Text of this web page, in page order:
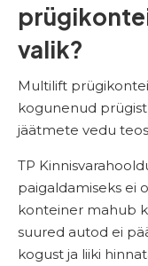
valik?
Multilift
kogunenud
jäätmete vedu
TP
paigaldamiseks ei
konteiner mahub
suured autod ei
kogust ja liiki